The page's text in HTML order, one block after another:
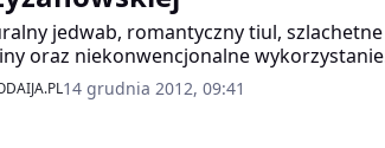
jedwab, romantyczny tiul, szlachetne
oraz niekonwencjonalne wykorzystanie
owczej wełny i oryginalnych
tworzyw złożyły się na
14 grudnia 2012, 09:41